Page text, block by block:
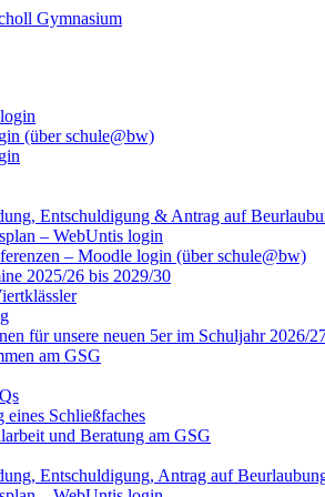
(über schule@bw)
Entschuldigung & Antrag auf
– WebUntis login
– Moodle login (über schule@bw)
2025/26 bis 2029/30
für unsere neuen 5er im Schuljahr 2026/
am GSG
eines Schließfaches
und Beratung am GSG
Entschuldigung, Antrag auf